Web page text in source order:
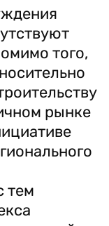
того,
рынке
тем